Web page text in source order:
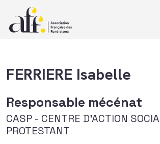
FERRIERE Isabelle
Responsable mécénat
CASP - CENTRE D'ACTION
PROTESTANT